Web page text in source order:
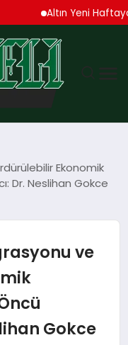
Altın Yeni Haftaya
Ekonomik
Dr. Neslihan Gokce
ve
Gokce